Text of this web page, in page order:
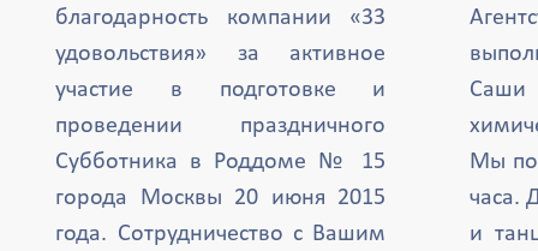
благодарность компании «33
удовольствия» за активное
участие в подготовке и
проведении праздничного
Субботника в Роддоме № 15
города Москвы 20 июня 2015
года. Сотрудничество с Вашим
Саши
Мы
часа.
и